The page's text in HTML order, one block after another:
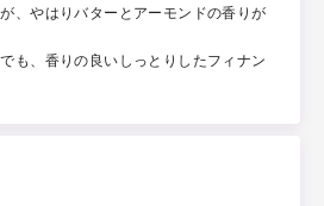
、やはりバターとアーモンドの香りが
も、香りの良いしっとりしたフィナン